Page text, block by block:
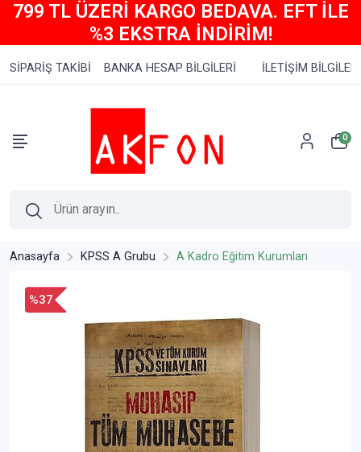
799 TL ÜZERİ KARGO BEDAVA. EFT İLE
%3 EKSTRA İNDİRİM!
SİPARİŞ TAKİBİ BANKA HESAP BİLGİLERİ İLETİŞİM BİLGİLERİ
0
Anasayfa KPSS A Grubu A Kadro Eğitim Kurumları
%37